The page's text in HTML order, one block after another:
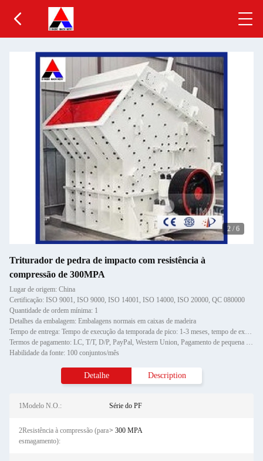
2 / 6
Triturador de pedra de impacto com resistência à
compressão de 300MPA
Lugar de origem: China
Certificação: ISO 9001, ISO 9000, ISO 14001, ISO 14000, ISO 20000, QC 080000
Quantidade de ordem mínima: 1
Detalhes da embalagem: Embalagens normais em caixas de madeira
Tempo de entrega: Tempo de execução da temporada de pico: 1-3 meses, tempo de execução fora da temporada: um mês
Termos de pagamento: LC, T/T, D/P, PayPal, Western Union, Pagamento de pequena quantidade, Money Gram
Habilidade da fonte: 100 conjuntos/mês
Detalhe Description
1Modelo N.O.: Série do PF
2Resistência à compressão (para
esmagamento):
> 300 MPA